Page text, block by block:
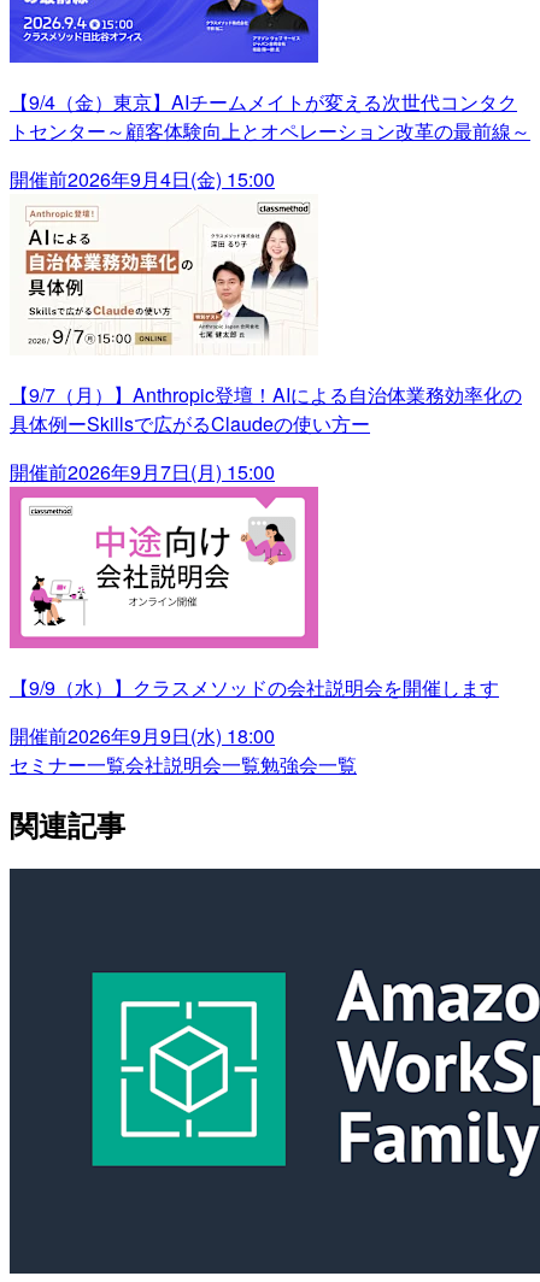
【9/4（金）東京】AIチームメイトが変える次世代コンタク
トセンター～顧客体験向上とオペレーション改革の最前線～
開催前2026年9月4日(金) 15:00
【9/7（月）】Anthropic登壇！AIによる自治体業務効率化の
具体例ーSkillsで広がるClaudeの使い方ー
開催前2026年9月7日(月) 15:00
【9/9（水）】クラスメソッドの会社説明会を開催します
開催前2026年9月9日(水) 18:00
セミナー一覧会社説明会一覧勉強会一覧
関連記事